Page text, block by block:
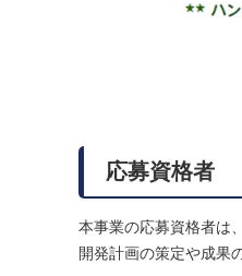
応募資格者
本事業の応募資格者は
開発計画の策定や成果